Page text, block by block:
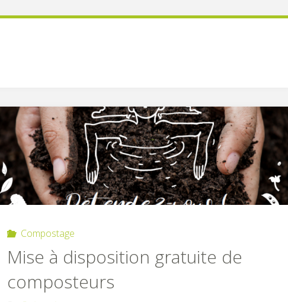
Compostage
Mise à disposition gratuite de
composteurs